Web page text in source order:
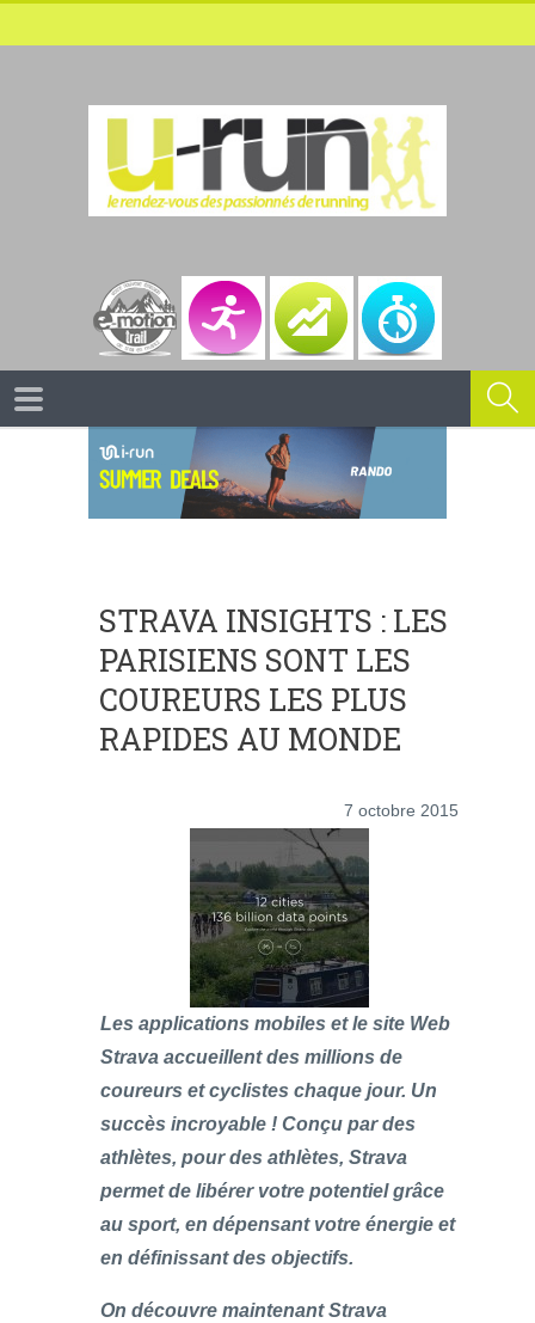
STRAVA INSIGHTS : LES
PARISIENS SONT LES
COUREURS LES PLUS
RAPIDES AU MONDE
7 octobre 2015
Les applications mobiles et le site Web
Strava accueillent des millions de
coureurs et cyclistes chaque jour. Un
succès incroyable ! Conçu par des
athlètes, pour des athlètes, Strava
permet de libérer votre potentiel grâce
au sport, en dépensant votre énergie et
en définissant des objectifs.
On découvre maintenant Strava